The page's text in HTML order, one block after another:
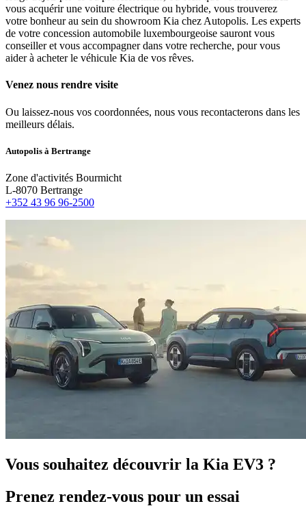
vous acquérir une voiture électrique ou hybride, vous trouverez
votre bonheur au sein du showroom Kia chez Autopolis. Les experts
de votre concession automobile luxembourgeoise sauront vous
conseiller et vous accompagner dans votre recherche, pour vous
aider à acheter le véhicule Kia de vos rêves.
Venez nous rendre visite
Ou laissez-nous vos coordonnées, nous vous recontacterons dans les
meilleurs délais.
Autopolis à Bertrange
Zone d'activités Bourmicht
L-8070 Bertrange
+352 43 96 96-2500
Vous souhaitez découvrir la Kia EV3 ?
Prenez rendez-vous pour un essai